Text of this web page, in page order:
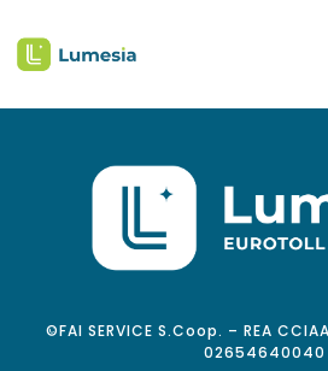
©FAI SERVICE S.Coop. – REA
02654640040